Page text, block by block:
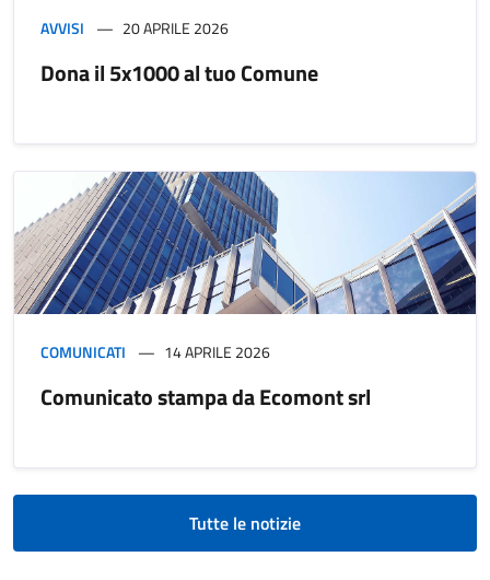
AVVISI 20 APRILE 2026
Dona il 5x1000 al tuo Comune
COMUNICATI 14 APRILE 2026
Comunicato stampa da Ecomont srl
Tutte le notizie